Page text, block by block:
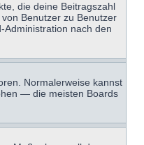
die deine Beitragszahl
Benutzer zu Benutzer
Administration nach den
Normalerweise kannst
— die meisten Boards